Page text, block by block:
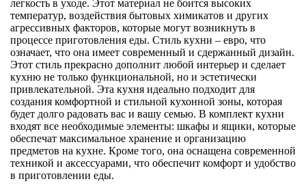
легкость в уходе. Этот материал не боится высоких
температур, воздействия бытовых химикатов и других
агрессивных факторов, которые могут возникнуть в
процессе приготовления еды. Стиль кухни – евро, что
означает, что она имеет современный и сдержанный дизайн.
Этот стиль прекрасно дополнит любой интерьер и сделает
кухню не только функциональной, но и эстетически
привлекательной. Эта кухня идеально подходит для
создания комфортной и стильной кухонной зоны, которая
будет долго радовать вас и вашу семью. В комплект кухни
входят все необходимые элементы: шкафы и ящики, которые
обеспечат максимальное хранение и организацию
предметов на кухне. Кроме того, она оснащена современной
техникой и аксессуарами, что обеспечит комфорт и удобство
в приготовлении еды.